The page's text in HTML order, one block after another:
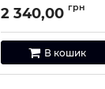
Артикул: FQ2989-010-XL
2 340,00 грн
В кошик